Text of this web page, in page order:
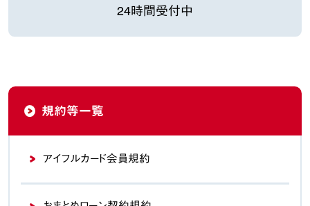
24時間受付中
規約等一覧
アイフルカード会員規約